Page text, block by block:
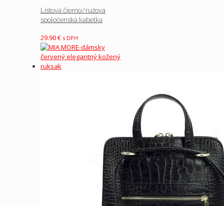
Listová čierno/ružová
spoločenská kabelka
29.90€ s DPH